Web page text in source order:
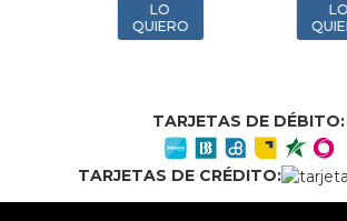
LO
QUIERO
LO
TARJETAS DE DÉBITO:
TARJETAS DE CRÉDITO: